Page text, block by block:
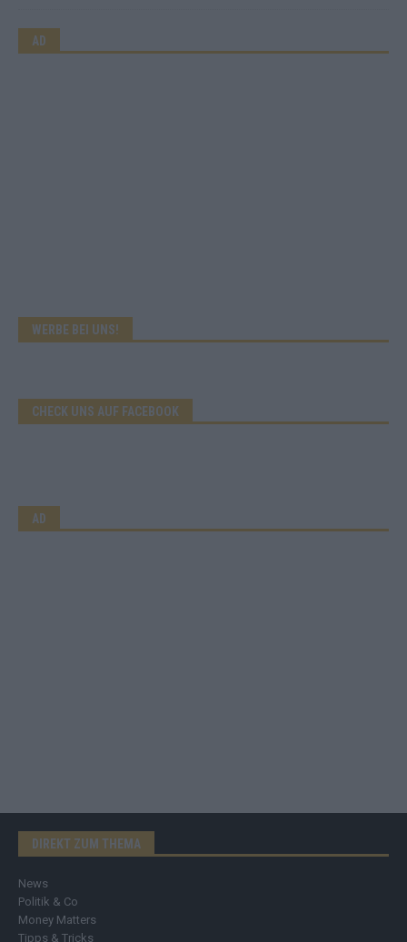
AD
WERBE BEI UNS!
CHECK UNS AUF FACEBOOK
AD
DIREKT ZUM THEMA
News
Politik & Co
Money Matters
Tipps & Tricks